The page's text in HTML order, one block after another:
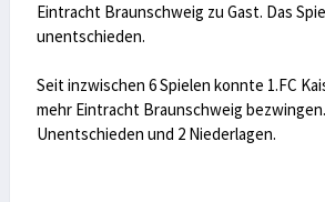
Eintracht Braunschweig zu Gast. Das
unentschieden.
Seit inzwischen 6 Spielen konnte 1.FC
mehr Eintracht Braunschweig
Unentschieden und 2 Niederlagen.